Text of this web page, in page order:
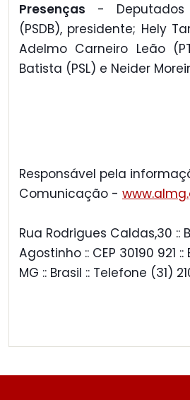
Presenças - Deputados
(PSDB), presidente; Hely
Adelmo Carneiro Leão
Batista (PSL) e Neider
Responsável pela
Comunicação -
Rua Rodrigues Caldas,30 ::
Agostinho :: CEP 30190 921
MG :: Brasil :: Telefone (31)